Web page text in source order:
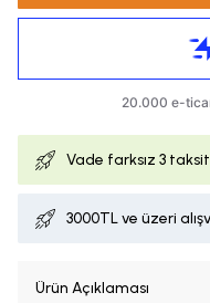
Vade farksız 3
3000TL ve üzeri
Ürün Açıklaması